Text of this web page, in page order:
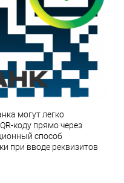
могут легко
коду прямо через
способ
при вводе реквизитов